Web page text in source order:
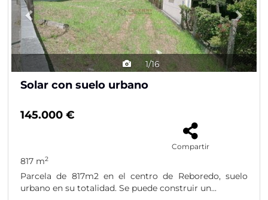
1/16
Solar con suelo urbano
145.000 €
Compartir
817 m2
Parcela de 817m2 en el centro de Reboredo, suelo
urbano en su totalidad. Se puede construir un...